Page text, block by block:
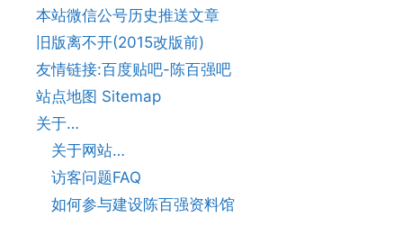
本站微信公号历史推送文章
旧版离不开(2015改版前)
友情链接:百度贴吧-陈百强吧
站点地图 Sitemap
关于…
关于网站…
访客问题FAQ
如何参与建设陈百强资料馆